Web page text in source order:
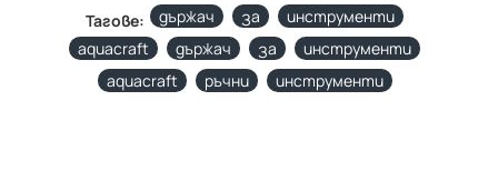
Тагове: държач за
инструменти
aquacraft
държач за
инструменти
aquacraft
ръчни инструменти